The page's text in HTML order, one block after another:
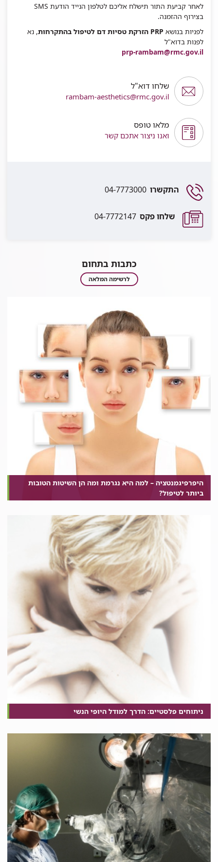
לאחר קביעת התור תישלח אליכם לטלפון הנייד הודעת SMS
בצירוף ההזמנה.
לפניות בנושא PRP הזרקת טסיות דם לטיפול בהתקרחות
, נא
לפנות בדוא"ל
prp-rambam@rmc.gov.il
שלחו דוא"ל
rambam-aesthetics@rmc.gov.il
מלאו טופס
ואנו ניצור אתכם קשר
התקשרו 04-7773000
שלחו פקס 04-7772147
כתבות בתחום
כתבות
בתחום
לרשימה המלאה
היפרפיגמנטציה – למה היא נגרמת ומה הן השיטות הטובות
ביותר לטיפול?
ניתוחים פלסטיים: הדרך למודל היופי הנשי